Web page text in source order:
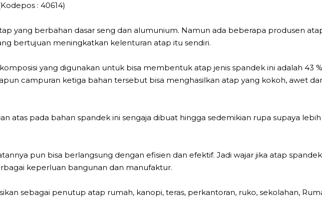
: 40614)
yang berbahan dasar seng dan alumunium. Namun ada beberapa produsen
bertujuan meningkatkan kelenturan atap itu sendiri.
yang digunakan untuk bisa membentuk atap jenis spandek ini adalah 43 %
campuran ketiga bahan tersebut bisa menghasilkan atap yang kokoh, awet
atas pada bahan spandek ini sengaja dibuat hingga sedemikian rupa supaya
pun bisa berlangsung dengan efisien dan efektif. Jadi wajar jika atap
keperluan bangunan dan manufaktur.
sebagai penutup atap rumah, kanopi, teras, perkantoran, ruko, sekolahan,